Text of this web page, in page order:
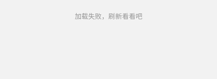
加载失败，刷新看看吧